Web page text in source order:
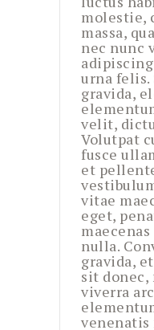
molestie,
massa,
nec nunc
urna
gravida,
velit,
Volutpat
fusce
et
vitae
eget,
nulla.
gravida,
sit donec,
viverra
venenatis